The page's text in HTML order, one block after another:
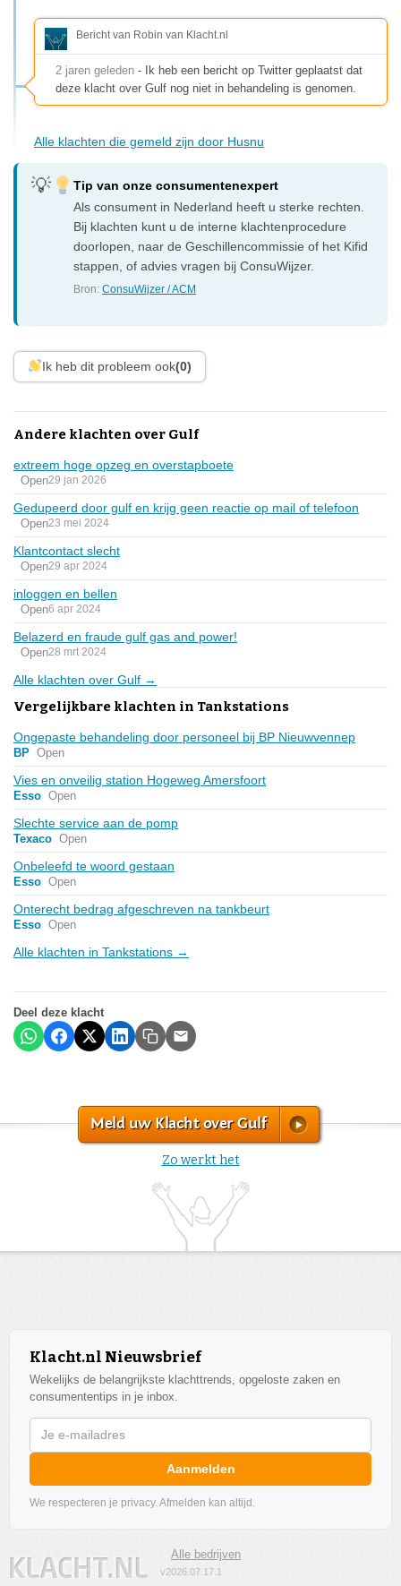
Bericht van Robin van Klacht.nl
2 jaren geleden - Ik heb een bericht op Twitter geplaatst dat
deze klacht over Gulf nog niet in behandeling is genomen.
Alle klachten die gemeld zijn door Husnu
Tip van onze consumentenexpert
Als consument in Nederland heeft u sterke rechten.
Bij klachten kunt u de interne klachtenprocedure
doorlopen, naar de Geschillencommissie of het Kifid
stappen, of advies vragen bij ConsuWijzer.
Bron:ConsuWijzer / ACM
Ik heb dit probleem ook(0)
Andere klachten over Gulf
extreem hoge opzeg en overstapboete
Open29 jan 2026
Gedupeerd door gulf en krijg geen reactie op mail of telefoon
Open23 mei 2024
Klantcontact slecht
Open29 apr 2024
inloggen en bellen
Open6 apr 2024
Belazerd en fraude gulf gas and power!
Open28 mrt 2024
Alle klachten over Gulf →
Vergelijkbare klachten in Tankstations
Ongepaste behandeling door personeel bij BP Nieuwvennep
BP Open
Vies en onveilig station Hogeweg Amersfoort
Esso Open
Slechte service aan de pomp
Texaco Open
Onbeleefd te woord gestaan
Esso Open
Onterecht bedrag afgeschreven na tankbeurt
Esso Open
Alle klachten in Tankstations →
Deel deze klacht
Meld uw Klacht over Gulf
Zo werkt het
Klacht.nl Nieuwsbrief
Wekelijks de belangrijkste klachttrends, opgeloste zaken en
consumententips in je inbox.
Aanmelden
We respecteren je privacy. Afmelden kan altijd.
Alle bedrijven
v2026.07.17.1